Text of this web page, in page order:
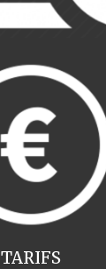
TARIFS